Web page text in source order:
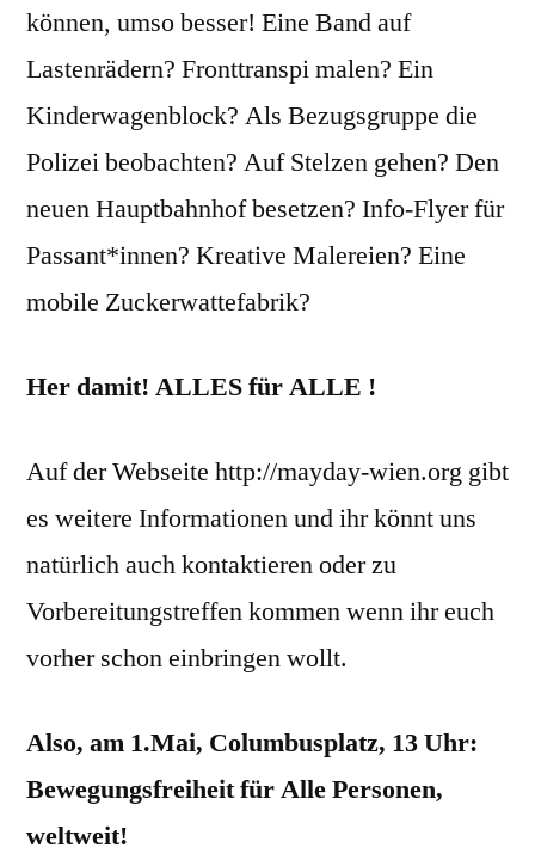
können, umso besser! Eine Band auf
Lastenrädern? Fronttranspi malen? Ein
Kinderwagenblock? Als Bezugsgruppe die
Polizei beobachten? Auf Stelzen gehen? Den
neuen Hauptbahnhof besetzen? Info-Flyer für
Passant*innen? Kreative Malereien? Eine
mobile Zuckerwattefabrik?
Her damit! ALLES für ALLE !
Auf der Webseite http://mayday-wien.org gibt
es weitere Informationen und ihr könnt uns
natürlich auch kontaktieren oder zu
Vorbereitungstreffen kommen wenn ihr euch
vorher schon einbringen wollt.
Also, am 1.Mai, Columbusplatz, 13 Uhr:
Bewegungsfreiheit für Alle Personen,
weltweit!